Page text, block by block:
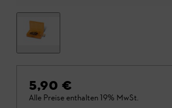
5,90 €
Alle Preise enthalten 19% MwSt.